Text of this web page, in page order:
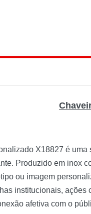
X18827 é uma
Produzido em inox
ou imagem
institucionais,
afetiva com o